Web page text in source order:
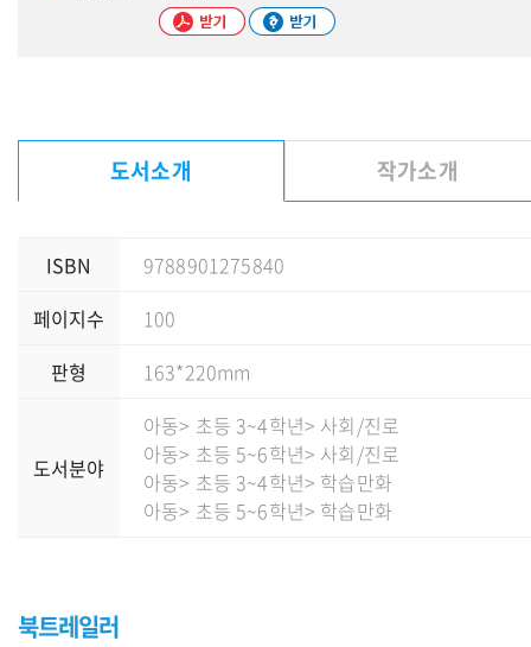
도서소개 작가소개
ISBN
9788901275840
페이지수
100
판형
163*220mm
도서분야
아동> 초등 3~4학년> 사회/진로
아동> 초등 5~6학년> 사회/진로
아동> 초등 3~4학년> 학습만화
아동> 초등 5~6학년> 학습만화
북트레일러